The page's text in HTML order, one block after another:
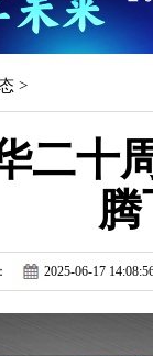
>
二十
2025-06-17